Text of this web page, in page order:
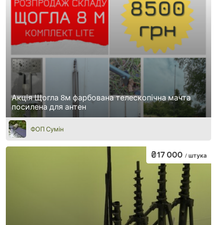
Акція Щогла 8м фарбована телескопічна мачта
посилена для антен
ФОП Сумін
₴17 000 / штука